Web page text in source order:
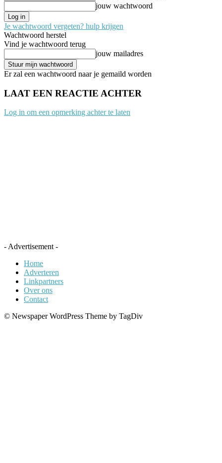
jouw wachtwoord
Je wachtwoord vergeten? hulp krijgen
Wachtwoord herstel
Vind je wachtwoord terug
jouw mailadres
Er zal een wachtwoord naar je gemaild worden
LAAT EEN REACTIE ACHTER
Log in om een opmerking achter te laten
- Advertisement -
Home
Adverteren
Linkpartners
Over ons
Contact
© Newspaper WordPress Theme by TagDiv